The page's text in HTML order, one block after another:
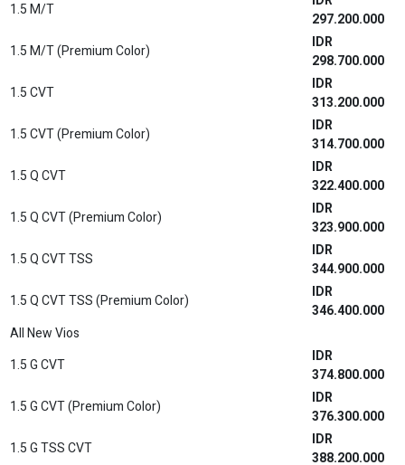
1.8 HYBRID A/T (Premium Color)
582.000.000
1.8 HYBRID GR-S A/T
IDR
623.000.000
1.8 HYBRID GR-S A/T (Dual Tone)
IDR
626.600.000
1.8 HYBRID GR-S A/T (Premium Color) (Dual Tone)
IDR
628.100.000
1.8 HYBRID A/T
IDR
603.800.000
1.8 HYBRID A/T(Premium Color)
IDR
606.900.000
1.8 HYBRID GR-S A/T
IDR
643.100.000
1.8 HYBRID GR-S A/T (Premium Color)
IDR
648.200.000
Hilux Rangga
CAB-CHASSIS PU 2.0 STD M/T
IDR
191.400.000
CAB-CHASSIS MB 2.0 STD M/T
IDR
191.400.000
PICK UP 2.0 STD M/T
IDR
196.400.000